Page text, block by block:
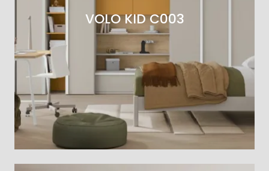
VOLO KID C003